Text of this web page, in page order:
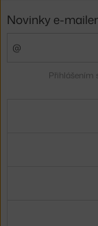
Novinky e-
Přihlášením